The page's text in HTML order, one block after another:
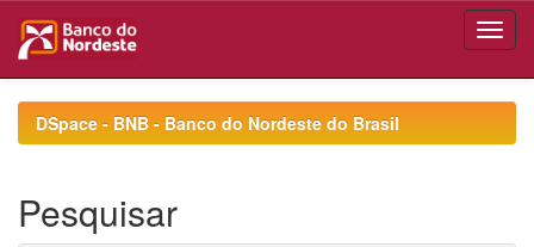
navigationDSpace - BNB - Banco do Nordeste do Brasil
Pesquisar